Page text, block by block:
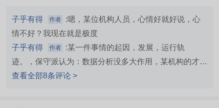
子乎有得 作者 :嗯，某位机构人员，心情好就好说，心
情不好？我现在就是极度
子乎有得
作者 :某一件事情的起因，发展，运行轨
迹。，保守派认为：数据分析没多大作用，某机构的才有
用，不知道什么时候收割，落袋为安！激进派认为：芝麻
查看全部8条评论 >